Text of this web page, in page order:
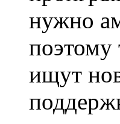
нужно
поэтому
ищут